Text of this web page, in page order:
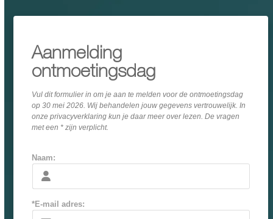
Aanmelding
ontmoetingsdag
Vul dit formulier in om je aan te melden voor de ontmoetingsdag
op 30 mei 2026. Wij behandelen jouw gegevens vertrouwelijk. In
onze privacyverklaring kun je daar meer over lezen. De vragen
met een * zijn verplicht.
Naam:
*E-mail adres: